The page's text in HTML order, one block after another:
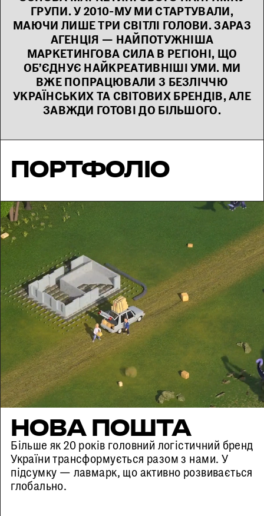
ГРУПИ. У 2010-МУ МИ СТАРТУВАЛИ,
МАЮЧИ ЛИШЕ ТРИ СВІТЛІ ГОЛОВИ. ЗАРАЗ
АГЕНЦІЯ — НАЙПОТУЖНІША
МАРКЕТИНГОВА СИЛА В РЕГІОНІ, ЩО
ОБ’ЄДНУЄ НАЙКРЕАТИВНІШІ УМИ. МИ
ВЖЕ ПОПРАЦЮВАЛИ З БЕЗЛІЧЧЮ
УКРАЇНСЬКИХ ТА СВІТОВИХ БРЕНДІВ, АЛЕ
ЗАВЖДИ ГОТОВІ ДО БІЛЬШОГО.
Портфоліо
НОВА ПОШТА
Більше як 20 років головний логістичний бренд
України трансформується разом з нами. У
підсумку — лавмарк, що активно розвивається
глобально.